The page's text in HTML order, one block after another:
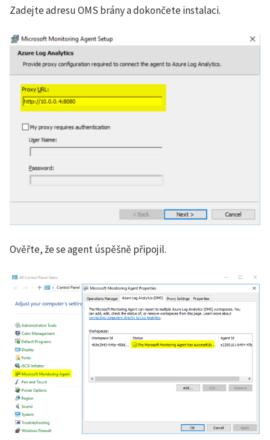
Zadejte adresu OMS brány a dokončete instalaci.
Ověřte, že se agent úspěšně připojil.